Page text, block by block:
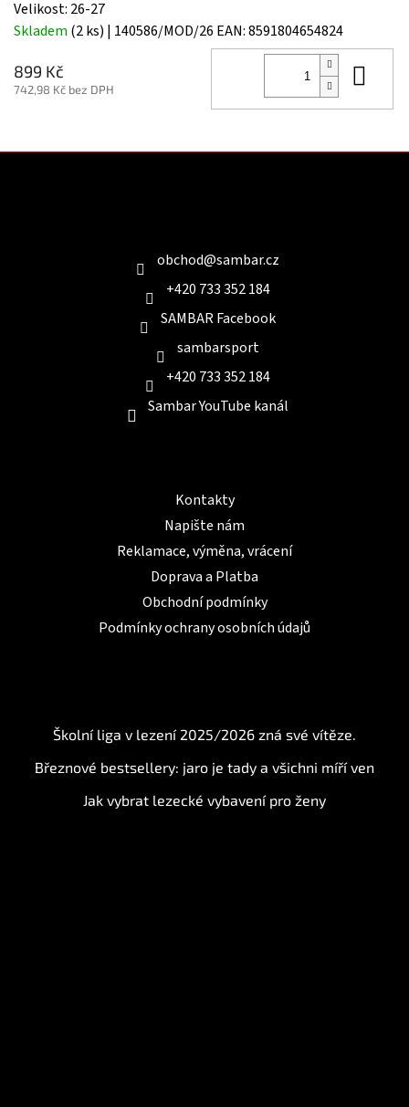
Velikost: 26-27
Skladem (2 ks) | 140586/MOD/26 EAN:8591804654824
899 Kč
742,98 Kč bez DPH
obchod@sambar.cz
+420 733 352 184
SAMBAR Facebook
sambarsport
+420 733 352 184
Sambar YouTube kanál
Kontakty
Napište nám
Reklamace, výměna, vrácení
Doprava a Platba
Obchodní podmínky
Podmínky ochrany osobních údajů
Školní liga v lezení 2025/2026 zná své vítěze.
Březnové bestsellery: jaro je tady a všichni míří ven
Jak vybrat lezecké vybavení pro ženy